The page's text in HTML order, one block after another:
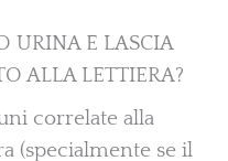
URINA E LASCIA
ALLA LETTIERA?
correlate alla
(specialmente se il